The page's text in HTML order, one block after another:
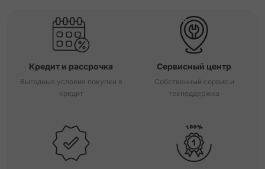
Кредит и рассрочка
Выгодные условия покупки в
кредит
Сервисный центр
Собственный сервис и
техподдержка